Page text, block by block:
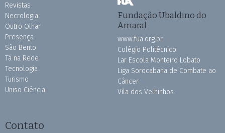
Revistas
Necrologia
Outro Olhar
Presença
São Bento
Tá na Rede
Tecnologia
Turismo
Uniso Ciência
Fundação Ubaldino do
Amaral
www.fua.org.br
Colégio Politécnico
Lar Escola Monteiro Lobato
Liga Sorocabana de Combate ao
Câncer
Vila dos Velhinhos
Contato